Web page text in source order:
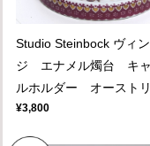
Studio Steinbock ヴィ
ジ エナメル燭台 キャ
ルホルダー オースト
¥3,800